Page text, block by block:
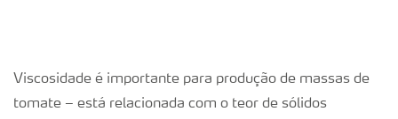
Viscosidade é importante para produção de massas de
tomate – está relacionada com o teor de sólidos